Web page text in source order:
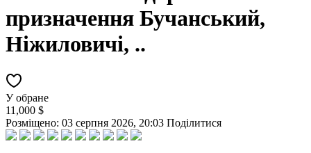
призначення Бучанський,
Ніжиловичі, ..
У обране
11,000 $
Розміщено: 03 серпня 2026, 20:03 Поділитися